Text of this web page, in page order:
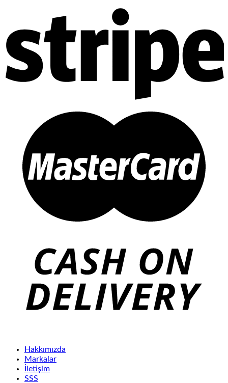
Hakkımızda
Markalar
İletişim
SSS